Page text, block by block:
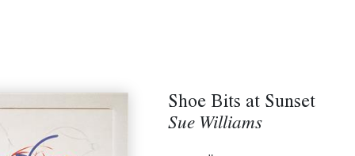
Shoe Bits at Sunset
Sue Williams